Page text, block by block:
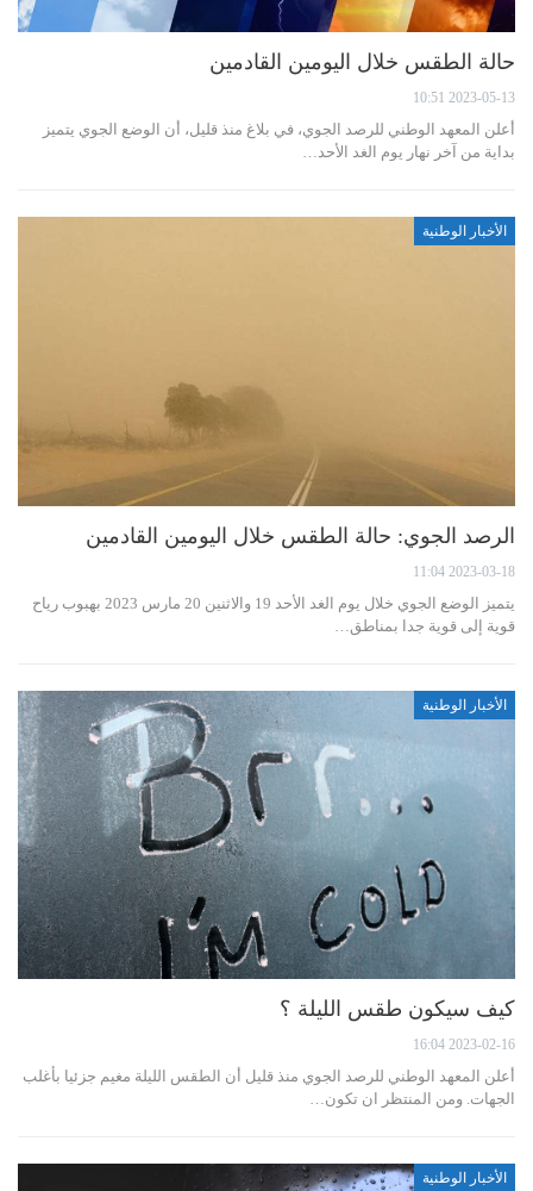
حالة الطقس خلال اليومين القادمين
2023-05-13 10:51
أعلن المعهد الوطني للرصد الجوي، في بلاغ منذ قليل، أن الوضع الجوي يتميز
بداية من آخر نهار يوم الغد الأحد…
الأخبار الوطنية
الرصد الجوي: حالة الطقس خلال اليومين القادمين
2023-03-18 11:04
يتميز الوضع الجوي خلال يوم الغد الأحد 19 والاثنين 20 مارس 2023 بهبوب رياح
قوية إلى قوية جدا بمناطق…
الأخبار الوطنية
كيف سيكون طقس الليلة ؟
2023-02-16 16:04
أعلن المعهد الوطني للرصد الجوي منذ قليل أن الطقس الليلة مغيم جزئيا بأغلب
الجهات. ومن المنتظر ان تكون…
الأخبار الوطنية